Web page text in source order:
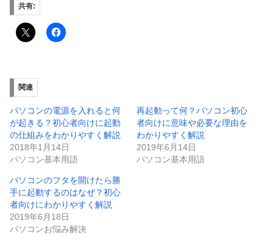
共有:
関連
パソコンの電源を入れると何
が起きる？初心者向けに起動
の仕組みをわかりやすく解説
2018年1月14日
パソコン基本用語
再起動って何？パソコン初心
者向けに意味や必要な理由を
わかりやすく解説
2019年6月14日
パソコン基本用語
パソコンのフタを開けたら勝
手に起動するのはなぜ？初心
者向けにわかりやすく解説
2019年6月18日
パソコンお悩み解決